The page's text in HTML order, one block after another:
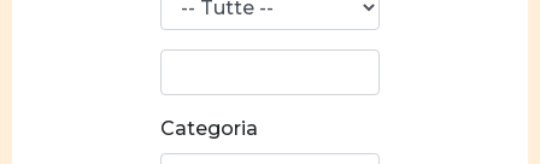
parola:
Categoria